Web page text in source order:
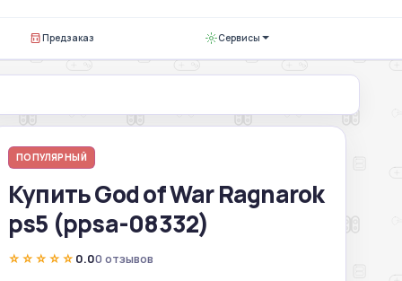
Предзаказ Сервисы
ПОПУЛЯРНЫЙ
Купить God of War Ragnarok
ps5 (ppsa-08332)
☆☆☆☆☆ 0.00 отзывов